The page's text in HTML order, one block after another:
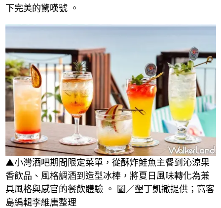
下完美的驚嘆號 。
▲小灣酒吧期間限定菜單，從酥炸鮭魚主餐到沁涼果
香飲品、風格調酒到造型冰棒，將夏日風味轉化為兼
具風格與感官的餐飲體驗 。 圖／墾丁凱撒提供；窩客
島編輯李維唐整理